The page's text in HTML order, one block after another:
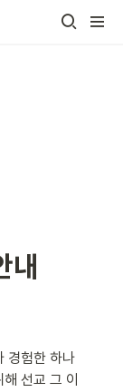
내
경험한 하나
선교 그 이